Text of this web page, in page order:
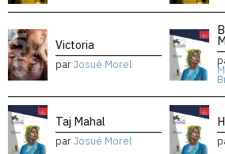
Victoria
parJosué Morel
Taj Mahal
parJosué Morel